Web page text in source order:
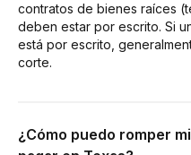
contratos de bienes raíces
deben estar por escrito. Si
está por escrito,
corte.
¿Cómo puedo romper